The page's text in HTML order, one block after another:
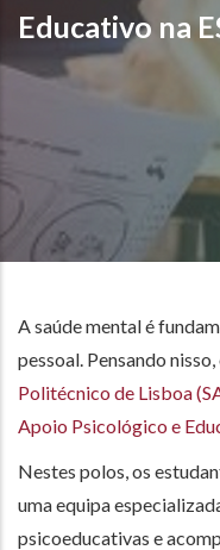
Educativo na
A saúde mental é
pessoal. Pensando nisso,
Politécnico de Lisboa
Apoio Psicológico e
Nestes polos, os
uma equipa
psicoeducativas e